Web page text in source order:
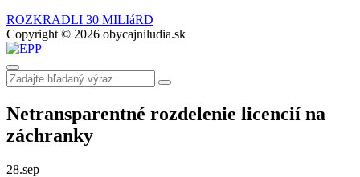
ROZKRADLI 30 MILIáRD
Copyright © 2026 obycajniludia.sk
Netransparentné rozdelenie licencií na
záchranky
28.sep